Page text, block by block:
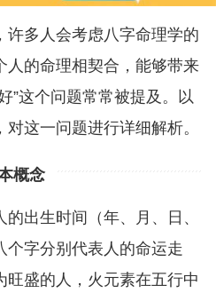
许多人会考虑八字命理学的
人的命理相契合，能够带来
”这个问题常常被提及。以
这一问题进行详细解析。
概念
出生时间（年、月、日、
个字分别代表人的命运走
旺盛的人，火元素在五行中